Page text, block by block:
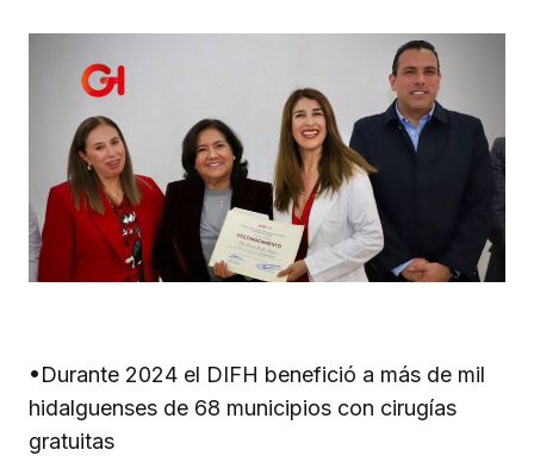
•Durante 2024 el DIFH benefició a más de mil
hidalguenses de 68 municipios con cirugías
gratuitas